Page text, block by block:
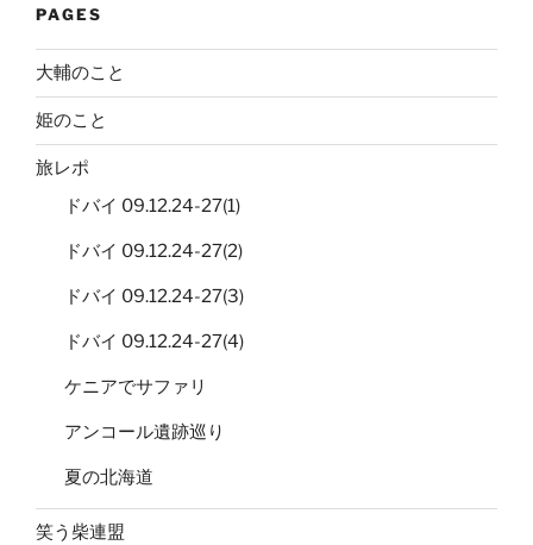
PAGES
大輔のこと
姫のこと
旅レポ
ドバイ 09.12.24-27(1)
ドバイ 09.12.24-27(2)
ドバイ 09.12.24-27(3)
ドバイ 09.12.24-27(4)
ケニアでサファリ
アンコール遺跡巡り
夏の北海道
笑う柴連盟